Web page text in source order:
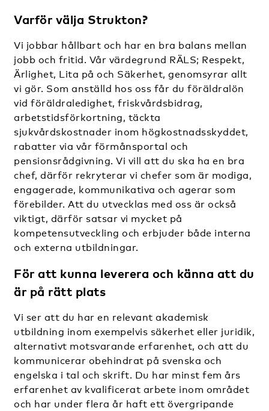
Varför välja Strukton?
Vi jobbar hållbart och har en bra balans mellan
jobb och fritid. Vår värdegrund RÄLS; Respekt,
Ärlighet, Lita på och Säkerhet, genomsyrar allt
vi gör. Som anställd hos oss får du föräldralön
vid föräldraledighet, friskvårdsbidrag,
arbetstidsförkortning, täckta
sjukvårdskostnader inom högkostnadsskyddet,
rabatter via vår förmånsportal och
pensionsrådgivning. Vi vill att du ska ha en bra
chef, därför rekryterar vi chefer som är modiga,
engagerade, kommunikativa och agerar som
förebilder. Att du utvecklas med oss är också
viktigt, därför satsar vi mycket på
kompetensutveckling och erbjuder både interna
och externa utbildningar.
För att kunna leverera och känna att du
är på rätt plats
Vi ser att du har en relevant akademisk
utbildning inom exempelvis säkerhet eller juridik,
alternativt motsvarande erfarenhet, och att du
kommunicerar obehindrat på svenska och
engelska i tal och skrift. Du har minst fem års
erfarenhet av kvalificerat arbete inom området
och har under flera år haft ett övergripande